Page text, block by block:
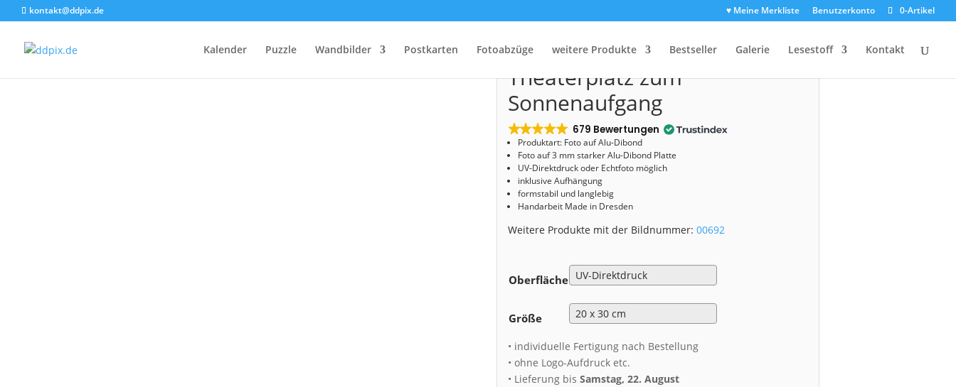
kontakt@ddpix.de ♥ Meine Merkliste Benutzerkonto 0-Artikel
Kalender Puzzle Wandbilder Postkarten Fotoabzüge weitere Produkte Bestseller Galerie Lesestoff Kontakt
Start/Shop/Alu-Dibond/ Alu-Dibond (00692) Theaterplatz zum Sonnenaufgang
Alu-Dibond (00692)
Theaterplatz zum
Sonnenaufgang
679 Bewertungen
Produktart: Foto auf Alu-Dibond
Foto auf 3 mm starker Alu-Dibond Platte
UV-Direktdruck oder Echtfoto möglich
inklusive Aufhängung
formstabil und langlebig
Handarbeit Made in Dresden
Weitere Produkte mit der Bildnummer:00692
Oberfläche
Größe
• individuelle Fertigung nach Bestellung
• ohne Logo-Aufdruck etc.
• Lieferung bisSamstag, 22. August